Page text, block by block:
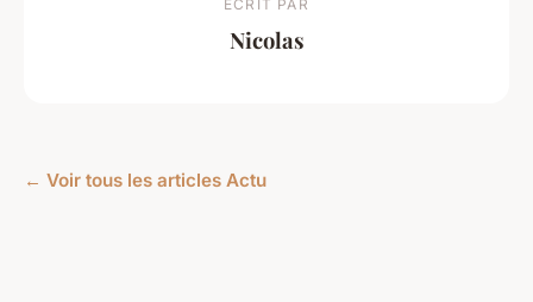
ECRIT PAR
Nicolas
← Voir tous les articles Actu